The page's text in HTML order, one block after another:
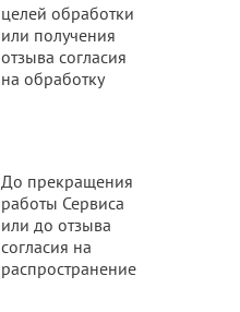
целей обработки
или получения
отзыва согласия
на обработку
До прекращения
работы Сервиса
или до отзыва
согласия на
распространение